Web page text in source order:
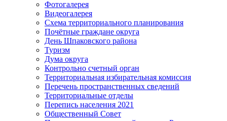
Фотогалерея
Видеогалерея
Схема территориального планирования
Почётные граждане округа
День Шпаковского района
Туризм
Дума округа
Контрольно счетный орган
Территориальная избирательная комиссия
Перечень пространственных сведений
Территориальные отделы
Перепись населения 2021
Общественный Совет